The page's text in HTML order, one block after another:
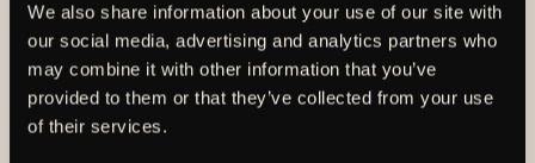
We also share information about your use of our site with
our social media, advertising and analytics partners who
may combine it with other information that you’ve
provided to them or that they’ve collected from your use
of their services.